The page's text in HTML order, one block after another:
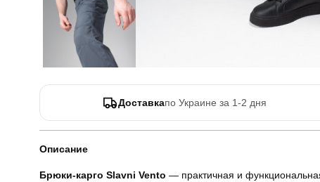
Доставкапо Украине за 1-2 дня
Описание
Брюки-карго Slavni Vento — практичная и